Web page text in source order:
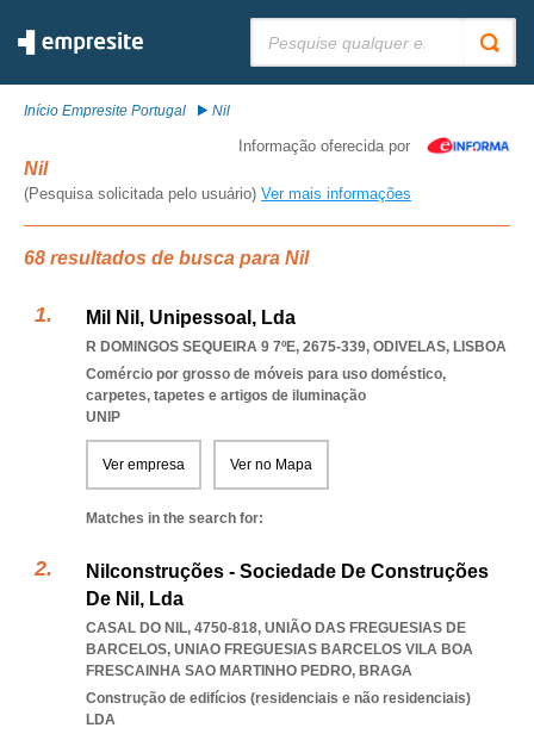
Início Empresite Portugal Nil
Informação oferecida por
Nil
(Pesquisa solicitada pelo usuário) Ver mais informações
68 resultados de busca para Nil
Mil Nil, Unipessoal, Lda
R DOMINGOS SEQUEIRA 9 7ºE, 2675-339, ODIVELAS, LISBOA
Comércio por grosso de móveis para uso doméstico,
carpetes, tapetes e artigos de iluminação
UNIP
Ver empresa Ver no Mapa
Matches in the search for:
Nilconstruções - Sociedade De Construções
De Nil, Lda
CASAL DO NIL, 4750-818, UNIÃO DAS FREGUESIAS DE
BARCELOS, UNIAO FREGUESIAS BARCELOS VILA BOA
FRESCAINHA SAO MARTINHO PEDRO, BRAGA
Construção de edifícios (residenciais e não residenciais)
LDA